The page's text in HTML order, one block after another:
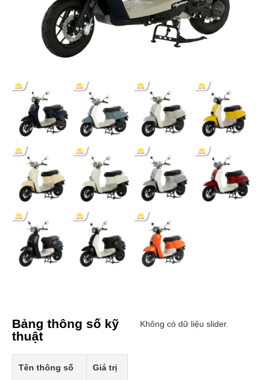
Bảng thông số kỹ
thuật
Tên thông số Giá trị
Không có dữ liệu slider.